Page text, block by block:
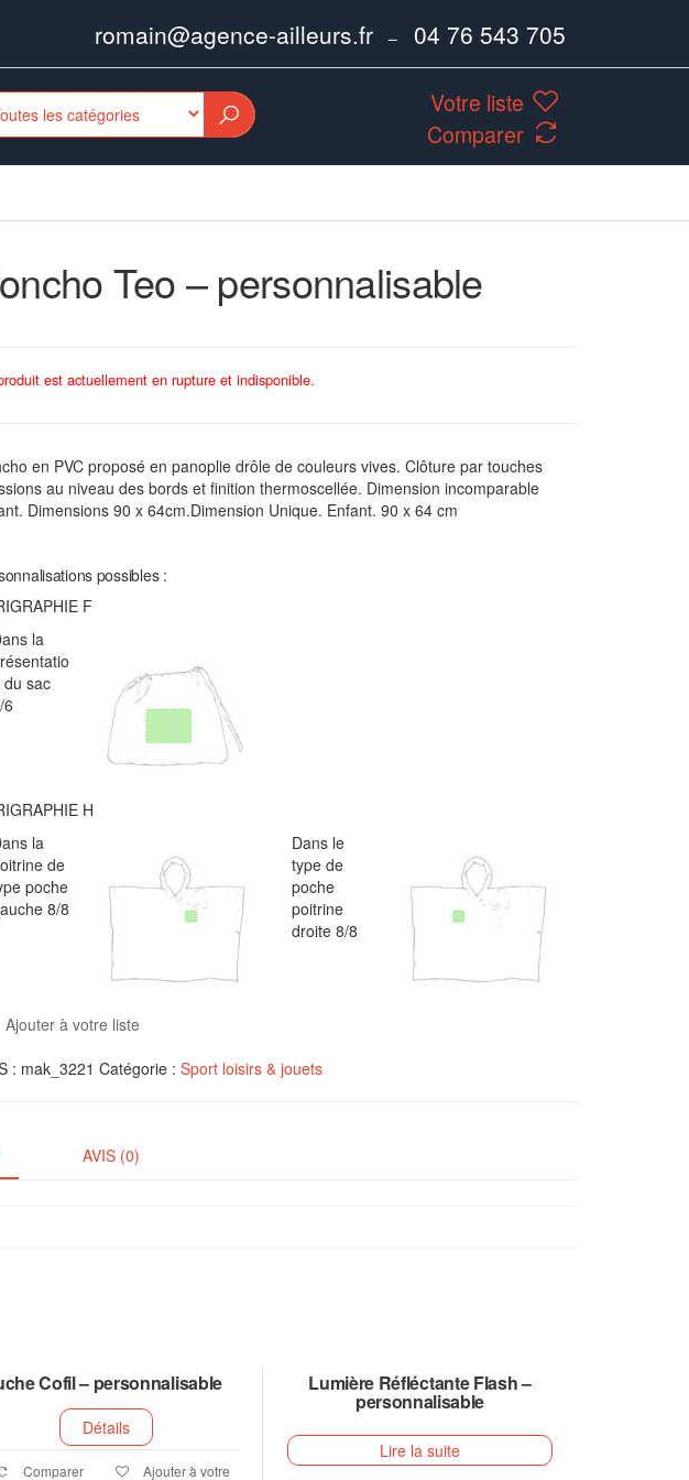
romain@agence-ailleurs.fr – 04 76 543 705
Votre liste
Comparer
Teo – personnalisable
est actuellement en rupture et indisponible.
en PVC proposé en panoplie drôle de couleurs vives. Clôture par touches
au niveau des bords et finition thermoscellée. Dimension incomparable
Dimensions 90 x 64cm.Dimension Unique. Enfant. 90 x 64 cm
possibles :
F
la
du sac
6
H
la
de
poche
8/8
Dans le
type de
poche
poitrine
droite 8/8
Ajouter à votre liste
: mak_3221 Catégorie : Sport loisirs & jouets
AVIS (0)
Cofil – personnalisable
Détails
Comparer Ajouter à votre
Lumière Réfléctante Flash –
personnalisable
Lire la suite